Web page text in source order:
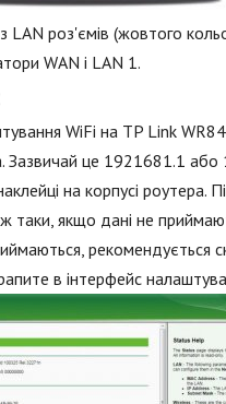
LAN роз'ємів (жовтого
WAN і LAN 1.
WiFi на TP Link
Зазвичай це 1921681.1
на корпусі роутера.
таки, якщо дані не
в інтерфейс